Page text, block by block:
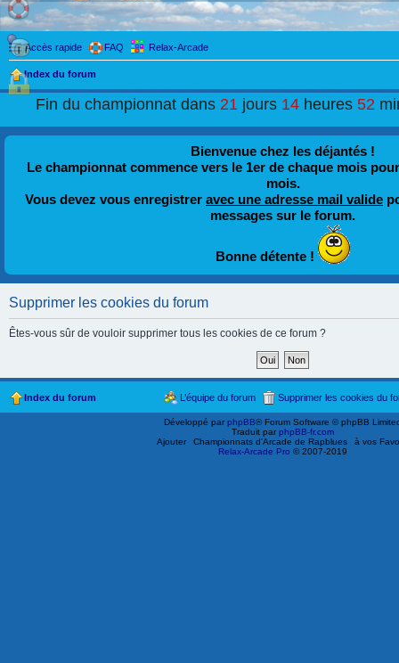
Accès rapide FAQ Relax-Arcade
Index du forum
Fin du championnat dans21 jours14 heures52
Bienvenue chez les déjantés !
Le championnat commence vers le 1er de chaque mois
mois.
Vous devez vous enregistrer avec une adresse mail valide
messages sur le forum.
Bonne détente !
Supprimer les cookies du forum
Êtes-vous sûr de vouloir supprimer tous les cookies de ce forum ?
Index du forum Supprimer les cookies du
L’équipe du forum
Développé parphpBB® Forum Software © phpBB
Traduit parphpBB-fr.com
Ajouter
Championnats d'Arcade de Rapblues
à vos
Relax-Arcade Pro © 2007-2019